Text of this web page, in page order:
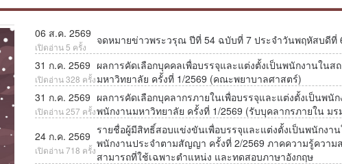
06 ส.ค. 2569
เปิดอ่าน 5 ครั้ง
จดหมายข่าวพระวรุณ ปีที่ 54 ฉบับที่ 7 ประจำวันพฤหัสบดีที่
31 ก.ค. 2569
เปิดอ่าน 328 ครั้ง
ผลการคัดเลือกบุคคลเพื่อบรรจุและแต่งตั้งเป็นพนักงานใน
มหาวิทยาลัย ครั้งที่ 1/2569 (คณะพยาบาลศาสตร์)
31 ก.ค. 2569
เปิดอ่าน 257 ครั้ง
ผลการคัดเลือกบุคลากรภายในเพื่อบรรจุและแต่งตั้งเป็นพนั
พนักงานมหาวิทยาลัย ครั้งที่ 1/2569 (รับบุคลากรภายใน มร
24 ก.ค. 2569
เปิดอ่าน 718 ครั้ง
รายชื่อผู้มีสิทธิ์สอบแข่งขันเพื่อบรรจุและแต่งตั้งเป็นพนักงา
พนักงานประจำตามสัญญา ครั้งที่ 2/2569 ภาคความรู้ความ
สามารถที่ใช้เฉพาะตำแหน่ง และทดสอบภาษาอังกฤษ